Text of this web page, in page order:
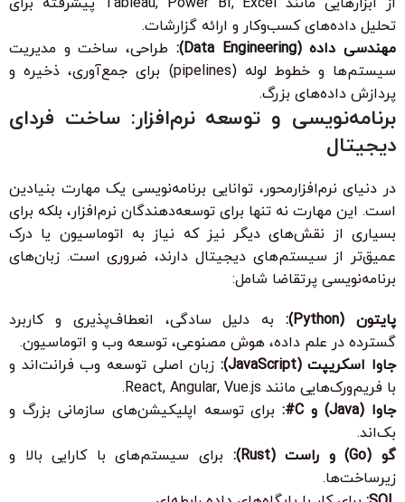
تحلیل داده‌های کسب‌وکار و ارائه گزارشات.
مهندسی داده (Data Engineering):
طراحی، ساخت و مدیریت
سیستم‌ها و خطوط لوله (pipelines) برای جمع‌آوری، ذخیره و
پردازش داده‌های بزرگ.
برنامه‌نویسی و توسعه نرم‌افزار: ساخت فردای
دیجیتال
در دنیای نرم‌افزارمحور، توانایی برنامه‌نویسی یک مهارت بنیادین
است. این مهارت نه تنها برای توسعه‌دهندگان نرم‌افزار، بلکه برای
بسیاری از نقش‌های دیگر نیز که نیاز به اتوماسیون یا درک
عمیق‌تر از سیستم‌های دیجیتال دارند، ضروری است. زبان‌های
برنامه‌نویسی پرتقاضا شامل:
پایتون (Python):
به دلیل سادگی، انعطاف‌پذیری و کاربرد
گسترده در علم داده، هوش مصنوعی، توسعه وب و اتوماسیون.
جاوا اسکریپت (JavaScript):
زبان اصلی توسعه وب فرانت‌اند و
با فریم‌ورک‌هایی مانند React, Angular, Vue.js.
جاوا (Java) و C#:
برای توسعه اپلیکیشن‌های سازمانی بزرگ و
بک‌اند.
گو (Go) و راست (Rust):
برای سیستم‌های با کارایی بالا و
زیرساخت‌ها.